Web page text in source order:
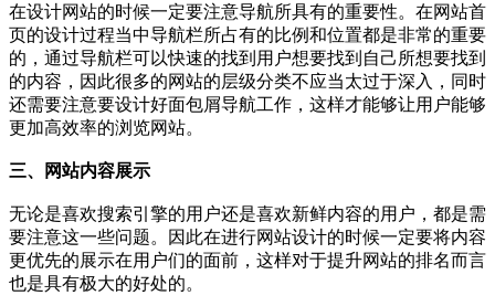
在设计网站的时候一定要注意导航所具有的重要性。在网站首
页的设计过程当中导航栏所占有的比例和位置都是非常的重要
的，通过导航栏可以快速的找到用户想要找到自己所想要找到
的内容，因此很多的网站的层级分类不应当太过于深入，同时
还需要注意要设计好面包屑导航工作，这样才能够让用户能够
更加高效率的浏览网站。
三、网站内容展示
无论是喜欢搜索引擎的用户还是喜欢新鲜内容的用户，都是需
要注意这一些问题。因此在进行网站设计的时候一定要将内容
更优先的展示在用户们的面前，这样对于提升网站的排名而言
也是具有极大的好处的。